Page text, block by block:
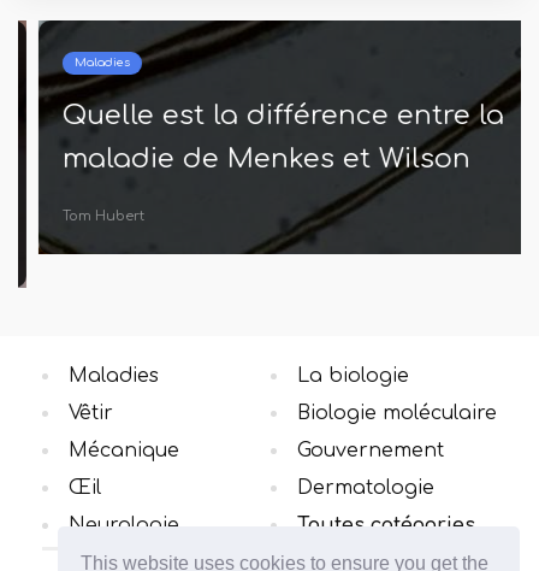
This website uses cookies to ensure you get the
Maladies
Quelle est la différence entre la
maladie de Menkes et Wilson
Tom Hubert
Maladies
Vêtir
Mécanique
Œil
Neurologie
La biologie
Biologie moléculaire
Gouvernement
Dermatologie
Toutes catégories